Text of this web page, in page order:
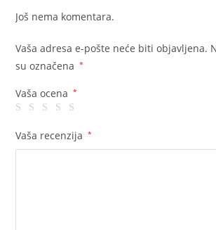
Još nema komentara.
Vaša adresa e-pošte neće biti objavljena.
su označena
*
Vaša ocena *
Vaša recenzija *